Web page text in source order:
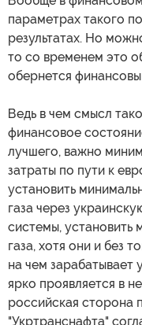
параметрах такого
результатах. Но
то со временем это
обернется
Ведь в чем смысл
финансовое
лучшего, важно
затраты по пути к
установить
газа через
системы, установить
газа, хотя они и без
на чем зарабатывает
ярко проявляется в
российская сторона
"Укртранснафта"